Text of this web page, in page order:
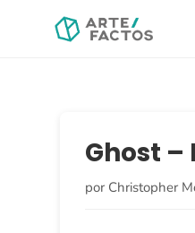
Ghost
por Christopher